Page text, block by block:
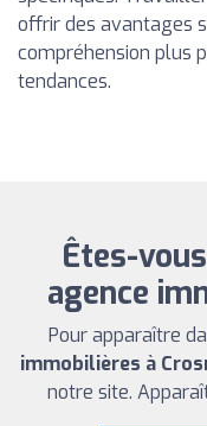
offrir des avantages
compréhension plus
tendances.
Êtes-
agence
Pour apparaître
immobilières à
notre site.